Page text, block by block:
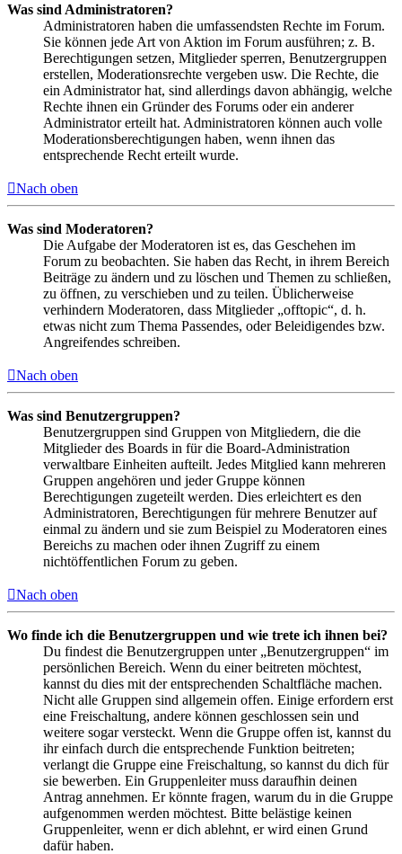
Was sind Administratoren?
Administratoren haben die umfassendsten Rechte im Forum.
Sie können jede Art von Aktion im Forum ausführen; z. B.
Berechtigungen setzen, Mitglieder sperren, Benutzergruppen
erstellen, Moderationsrechte vergeben usw. Die Rechte, die
ein Administrator hat, sind allerdings davon abhängig, welche
Rechte ihnen ein Gründer des Forums oder ein anderer
Administrator erteilt hat. Administratoren können auch volle
Moderationsberechtigungen haben, wenn ihnen das
entsprechende Recht erteilt wurde.
Nach oben
Was sind Moderatoren?
Die Aufgabe der Moderatoren ist es, das Geschehen im
Forum zu beobachten. Sie haben das Recht, in ihrem Bereich
Beiträge zu ändern und zu löschen und Themen zu schließen,
zu öffnen, zu verschieben und zu teilen. Üblicherweise
verhindern Moderatoren, dass Mitglieder „offtopic“, d. h.
etwas nicht zum Thema Passendes, oder Beleidigendes bzw.
Angreifendes schreiben.
Nach oben
Was sind Benutzergruppen?
Benutzergruppen sind Gruppen von Mitgliedern, die die
Mitglieder des Boards in für die Board-Administration
verwaltbare Einheiten aufteilt. Jedes Mitglied kann mehreren
Gruppen angehören und jeder Gruppe können
Berechtigungen zugeteilt werden. Dies erleichtert es den
Administratoren, Berechtigungen für mehrere Benutzer auf
einmal zu ändern und sie zum Beispiel zu Moderatoren eines
Bereichs zu machen oder ihnen Zugriff zu einem
nichtöffentlichen Forum zu geben.
Nach oben
Wo finde ich die Benutzergruppen und wie trete ich ihnen bei?
Du findest die Benutzergruppen unter „Benutzergruppen“ im
persönlichen Bereich. Wenn du einer beitreten möchtest,
kannst du dies mit der entsprechenden Schaltfläche machen.
Nicht alle Gruppen sind allgemein offen. Einige erfordern erst
eine Freischaltung, andere können geschlossen sein und
weitere sogar versteckt. Wenn die Gruppe offen ist, kannst du
ihr einfach durch die entsprechende Funktion beitreten;
verlangt die Gruppe eine Freischaltung, so kannst du dich für
sie bewerben. Ein Gruppenleiter muss daraufhin deinen
Antrag annehmen. Er könnte fragen, warum du in die Gruppe
aufgenommen werden möchtest. Bitte belästige keinen
Gruppenleiter, wenn er dich ablehnt, er wird einen Grund
dafür haben.